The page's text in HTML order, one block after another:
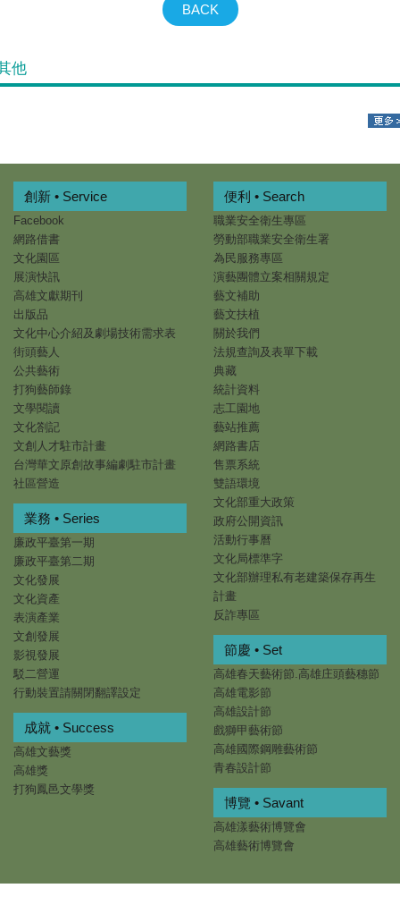
BACK
他
創新 • Service
Facebook
網路借書
文化園區
展演快訊
高雄文獻期刊
出版品
文化中心介紹及劇場技術需求表
街頭藝人
公共藝術
打狗藝師錄
文學閱讀
文化劄記
文創人才駐市計畫
台灣華文原創故事編劇駐市計畫
社區營造
便利 • Search
職業安全衛生專區
勞動部職業安全衛生署
為民服務專區
演藝團體立案相關規定
藝文補助
藝文扶植
關於我們
法規查詢及表單下載
典藏
統計資料
志工園地
藝站推薦
網路書店
售票系統
雙語環境
文化部重大政策
政府公開資訊
活動行事曆
文化局標準字
文化部辦理私有老建築保存再生
計畫
反詐專區
業務 • Series
廉政平臺第一期
廉政平臺第二期
文化發展
文化資產
表演產業
文創發展
影視發展
駁二營運
行動裝置請關閉翻譯設定
節慶 • Set
高雄春天藝術節.高雄庄頭藝穗節
高雄電影節
高雄設計節
戲獅甲藝術節
高雄國際鋼雕藝術節
青春設計節
成就 • Success
高雄文藝獎
高雄獎
打狗鳳邑文學獎
博覽 • Savant
高雄漾藝術博覽會
高雄藝術博覽會